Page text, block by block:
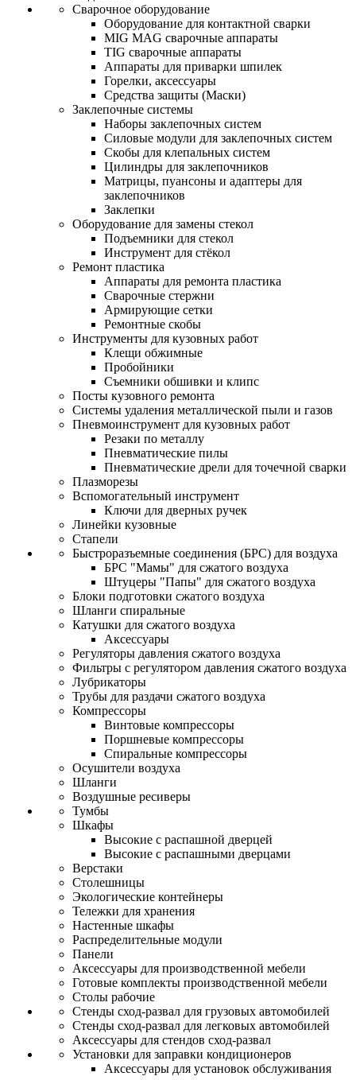
Сварочное оборудование
Оборудование для контактной сварки
MIG MAG сварочные аппараты
TIG сварочные аппараты
Аппараты для приварки шпилек
Горелки, аксессуары
Средства защиты (Маски)
Заклепочные системы
Наборы заклепочных систем
Силовые модули для заклепочных систем
Скобы для клепальных систем
Цилиндры для заклепочников
Матрицы, пуансоны и адаптеры для
заклепочников
Заклепки
Оборудование для замены стекол
Подъемники для стекол
Инструмент для стёкол
Ремонт пластика
Аппараты для ремонта пластика
Сварочные стержни
Армирующие сетки
Ремонтные скобы
Инструменты для кузовных работ
Клещи обжимные
Пробойники
Съемники обшивки и клипс
Посты кузовного ремонта
Системы удаления металлической пыли и газов
Пневмоинструмент для кузовных работ
Резаки по металлу
Пневматические пилы
Пневматические дрели для точечной сварки
Плазморезы
Вспомогательный инструмент
Ключи для дверных ручек
Линейки кузовные
Стапели
Быстроразъемные соединения (БРС) для воздуха
БРС "Мамы" для сжатого воздуха
Штуцеры "Папы" для сжатого воздуха
Блоки подготовки сжатого воздуха
Шланги спиральные
Катушки для сжатого воздуха
Аксессуары
Регуляторы давления сжатого воздуха
Фильтры с регулятором давления сжатого воздуха
Лубрикаторы
Трубы для раздачи сжатого воздуха
Компрессоры
Винтовые компрессоры
Поршневые компрессоры
Спиральные компрессоры
Осушители воздуха
Шланги
Воздушные ресиверы
Тумбы
Шкафы
Высокие с распашной дверцей
Высокие с распашными дверцами
Верстаки
Столешницы
Экологические контейнеры
Тележки для хранения
Настенные шкафы
Распределительные модули
Панели
Аксессуары для производственной мебели
Готовые комплекты производственной мебели
Столы рабочие
Стенды сход-развал для грузовых автомобилей
Стенды сход-развал для легковых автомобилей
Аксессуары для стендов сход-развал
Установки для заправки кондиционеров
Аксессуары для установок обслуживания